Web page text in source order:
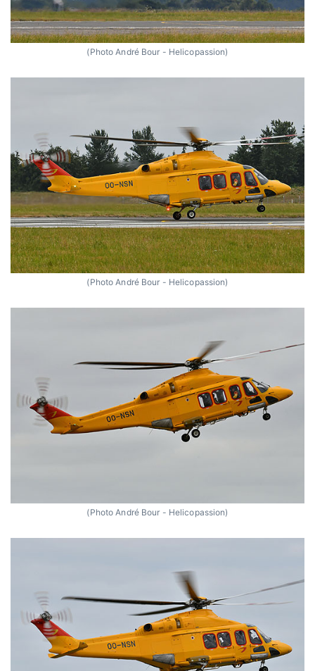
(Photo André Bour - Helicopassion)
(Photo André Bour - Helicopassion)
(Photo André Bour - Helicopassion)